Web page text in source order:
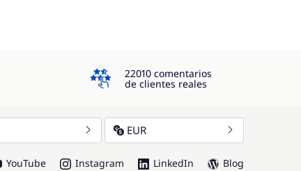
4.3
22010 comentarios
de clientes reales
EUR
YouTube Instagram LinkedIn Blog